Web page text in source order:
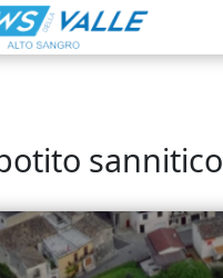
sannitico